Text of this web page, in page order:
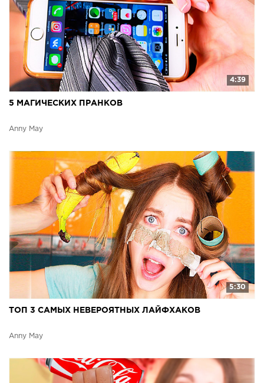
4:39
5 МАГИЧЕСКИХ ПРАНКОВ
Anny May
5:30
ТОП 3 САМЫХ НЕВЕРОЯТНЫХ ЛАЙФХАКОВ
Anny May